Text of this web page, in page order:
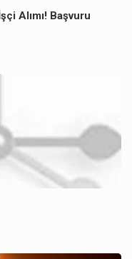
Alımı! Başvuru